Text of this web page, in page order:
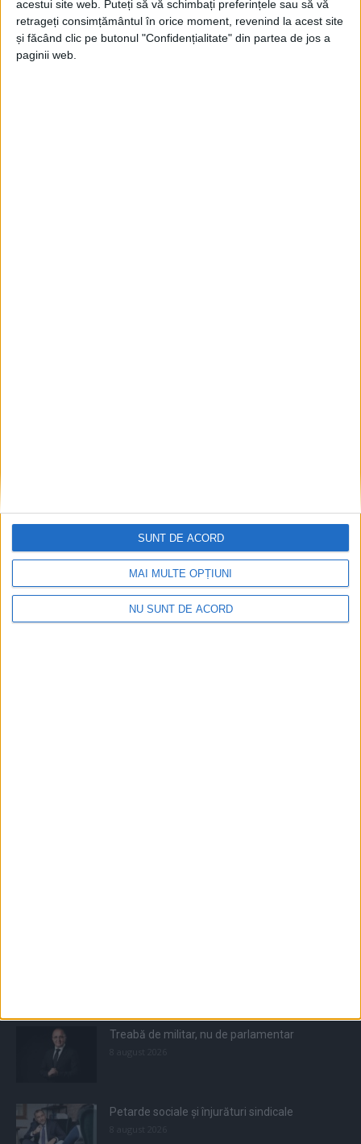
acestui site web. Puteți să vă schimbați preferințele sau să vă
retrageți consimțământul în orice moment, revenind la acest site
și făcând clic pe butonul "Confidențialitate" din partea de jos a
paginii web.
MAI MULTE OPȚIUNI
NU SUNT DE ACORD
SUNT DE ACORD
ShangHai să aflați de ce România nu are
Treabă de militar, nu de parlamentar
Petarde sociale și înjurături sindicale